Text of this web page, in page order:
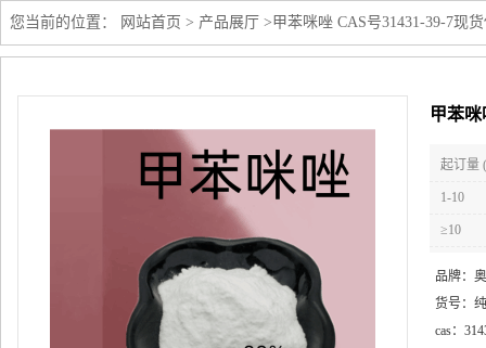
您当前的位置： 网站首页 > 产品展厅 >甲苯咪唑 CAS号31431-39-7现
甲苯
起订量
1-10
≥10
品牌：
货号：
cas：